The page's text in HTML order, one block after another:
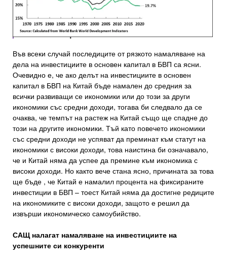
Във всеки случай последиците от рязкото намаляване на
дела на инвестициите в основен капитал в БВП са ясни.
Очевидно е, че ако делът на инвестициите в основен
капитал в БВП на Китай бъде намален до средния за
всички развиващи се икономики или до този за други
икономики със средни доходи, тогава би следвало да се
очаква, че темпът на растеж на Китай също ще спадне до
този на другите икономики. Тъй като повечето икономики
със средни доходи не успяват да преминат към статут на
икономики с високи доходи, това наистина би означавало,
че и Китай няма да успее да премине към икономика с
високи доходи. Но както вече стана ясно, причината за това
ще бъде , че Китай е намалил процента на фиксираните
инвестиции в БВП – тоест Китай няма да достигне редиците
на икономиките с високи доходи, защото е решил да
извърши икономическо самоубийство.
САЩ налагат намаляване на инвестициите на
успешните си конкуренти